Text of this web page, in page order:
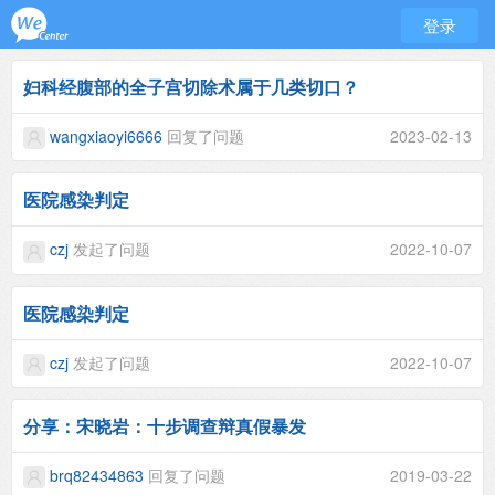
登录
妇科经腹部的全子宫切除术属于几类切口？
wangxiaoyi6666 回复了问题 2023-02-13
医院感染判定
czj 发起了问题 2022-10-07
医院感染判定
czj 发起了问题 2022-10-07
分享：宋晓岩：十步调查辩真假暴发
brq82434863 回复了问题 2019-03-22